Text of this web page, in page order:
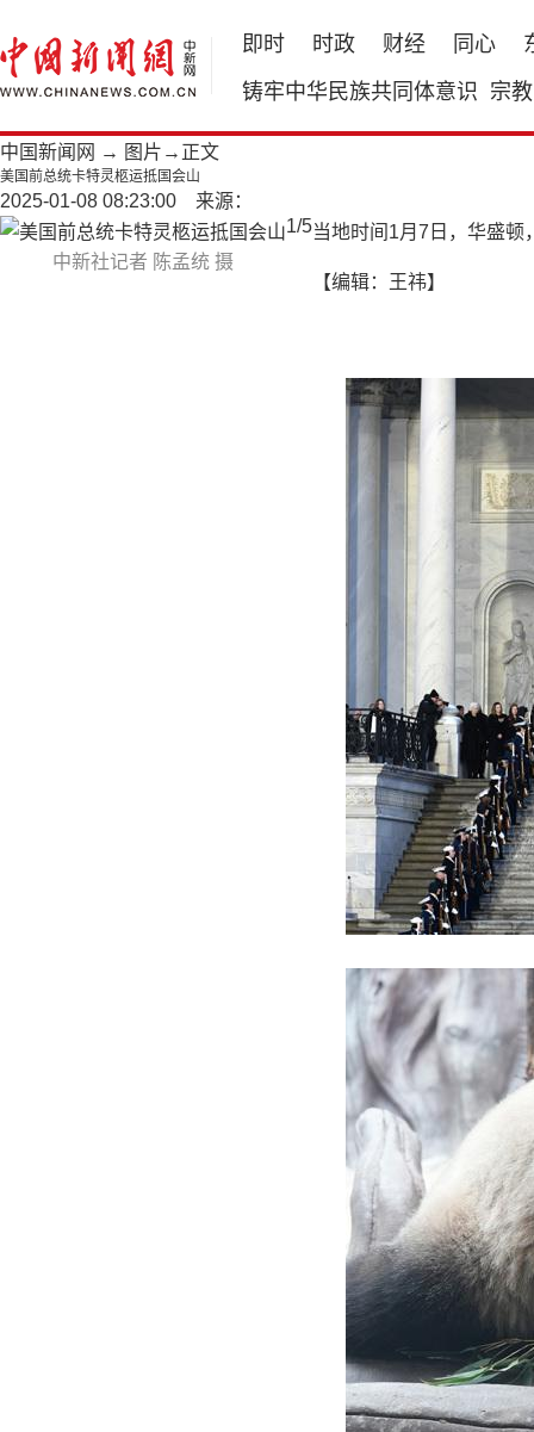
即时 时政 财经 同心
铸牢中华民族共同体意识 宗教
中国新闻网 → 图片 →正文
美国前总统卡特灵柩运抵国会山
2025-01-08 08:23:00 来源：
中新社记者 陈孟统 摄
1/5当地时间1月7日，华盛顿
【编辑：王祎】